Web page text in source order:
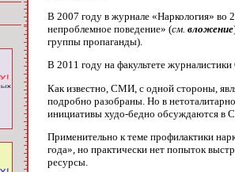
В 2007 году в журнале «Наркология» во
непроблемное поведение» (см. вложение
группы пропаганды).
В 2011 году на факультете
Как известно, СМИ, с одной стороны,
подробно разобраны. Но в
инициативы худо-бедно обсуждаются в
Применительно к теме профилактики
года», но практически нет попыток
ресурсы.